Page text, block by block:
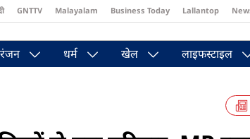
GNTTV Malayalam Business Today Lallantop
धर्म खेल लाइफस्टाइल